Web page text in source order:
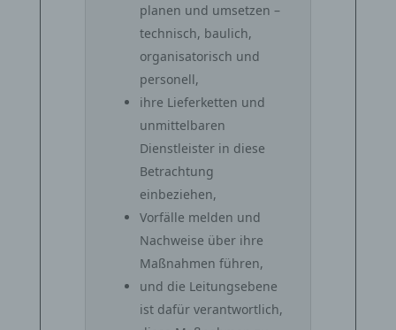
planen und umsetzen –
technisch, baulich,
organisatorisch und
personell,
ihre Lieferketten und
unmittelbaren
Dienstleister in diese
Betrachtung
einbeziehen,
Vorfälle melden und
Nachweise über ihre
Maßnahmen führen,
und die Leitungsebene
ist dafür verantwortlich,